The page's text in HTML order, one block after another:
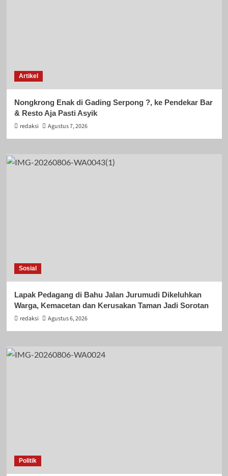
Artikel
Nongkrong Enak di Gading Serpong ?, ke Pendekar Bar
& Resto Aja Pasti Asyik
redaksi
Agustus 7, 2026
Sosial
Lapak Pedagang di Bahu Jalan Jurumudi Dikeluhkan
Warga, Kemacetan dan Kerusakan Taman Jadi Sorotan
redaksi
Agustus 6, 2026
Politik